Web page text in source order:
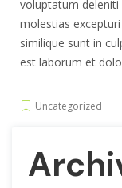
voluptatum
molestias
similique sunt in
est laborum et
Uncategorized